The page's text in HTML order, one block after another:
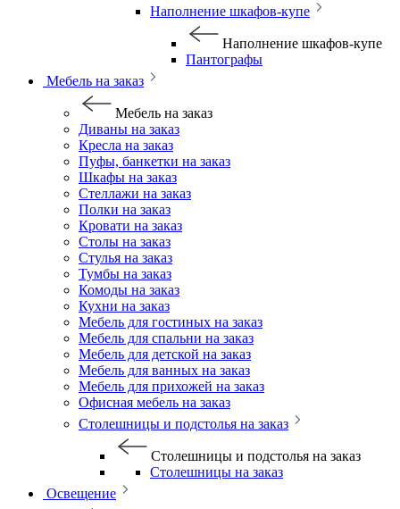
Наполнение шкафов-купе
Наполнение шкафов-купе
Пантографы
Мебель на заказ
Мебель на заказ
Диваны на заказ
Кресла на заказ
Пуфы, банкетки на заказ
Шкафы на заказ
Стеллажи на заказ
Полки на заказ
Кровати на заказ
Столы на заказ
Стулья на заказ
Тумбы на заказ
Комоды на заказ
Кухни на заказ
Мебель для гостиных на заказ
Мебель для спальни на заказ
Мебель для детской на заказ
Мебель для ванных на заказ
Мебель для прихожей на заказ
Офисная мебель на заказ
Столешницы и подстолья на заказ
Столешницы и подстолья на заказ
Столешницы на заказ
Освещение